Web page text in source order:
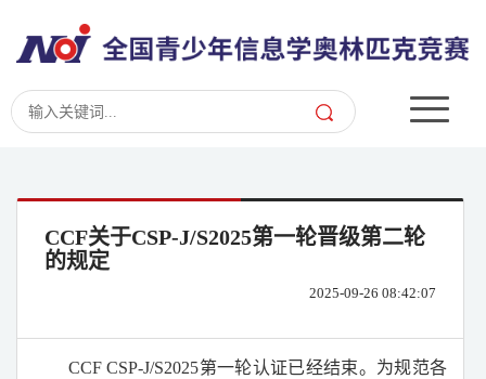
CCF关于CSP-J/S2025第一轮晋级第二轮
的规定
2025-09-26 08:42:07
CCF CSP-J/S2025第一轮认证已经结束。为规范各